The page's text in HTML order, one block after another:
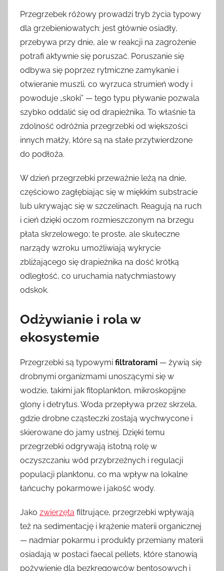
Przegrzebek różowy prowadzi tryb życia typowy
dla grzebieniowatych: jest głównie osiadły,
przebywa przy dnie, ale w reakcji na zagrożenie
potrafi aktywnie się poruszać. Poruszanie się
odbywa się poprzez rytmiczne zamykanie i
otwieranie muszli, co wyrzuca strumień wody i
powoduje „skoki” — tego typu pływanie pozwala
szybko oddalić się od drapieżnika. To właśnie ta
zdolność odróżnia przegrzebki od większości
innych małży, które są na stałe przytwierdzone
do podłoża.
W dzień przegrzebki przeważnie leżą na dnie,
częściowo zagłębiając się w miękkim substracie
lub ukrywając się w szczelinach. Reagują na ruch
i cień dzięki oczom rozmieszczonym na brzegu
płata skrzelowego; te proste, ale skuteczne
narządy wzroku umożliwiają wykrycie
zbliżającego się drapieżnika na dość krótką
odległość, co uruchamia natychmiastowy
odskok.
Odżywianie i rola w
ekosystemie
Przegrzebki są typowymi filtratorami — żywią się
drobnymi organizmami unoszącymi się w
wodzie, takimi jak fitoplankton, mikroskopijne
glony i detrytus. Woda przepływa przez skrzela,
gdzie drobne cząsteczki zostają wychwycone i
skierowane do jamy ustnej. Dzięki temu
przegrzebki odgrywają istotną rolę w
oczyszczaniu wód przybrzeżnych i regulacji
populacji planktonu, co ma wpływ na lokalne
łańcuchy pokarmowe i jakość wody.
Jako zwierzęta filtrujące, przegrzebki wpływają
też na sedimentację i krążenie materii organicznej
— nadmiar pokarmu i produkty przemiany materii
osiadają w postaci faecal pellets, które stanowią
pożywienie dla bezkręgowców bentosowych i